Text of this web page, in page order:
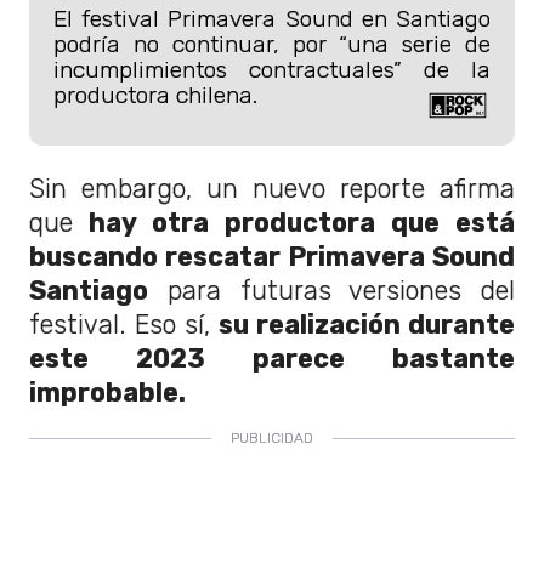
El festival Primavera Sound en Santiago
podría no continuar, por “una serie de
incumplimientos contractuales” de la
productora chilena.
Sin embargo, un nuevo reporte afirma
que hay otra productora que está
buscando rescatar Primavera Sound
Santiago para futuras versiones del
festival. Eso sí, su realización durante
este 2023 parece bastante
improbable.